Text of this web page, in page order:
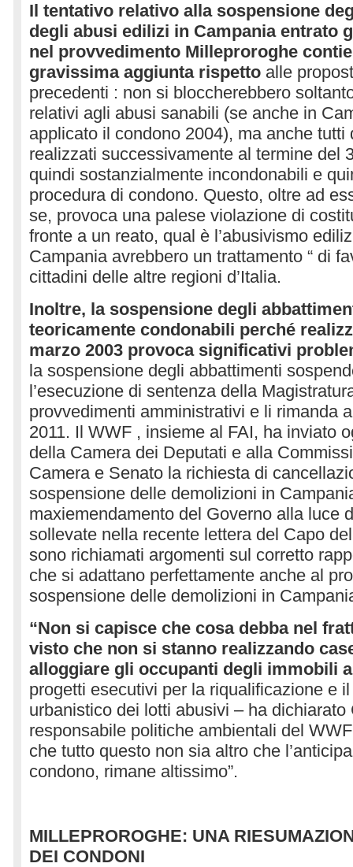
Il tentativo relativo alla sospensione
degli abusi edilizi in Campania entrato
nel provvedimento Milleproroghe
gravissima aggiunta rispetto alle
precedenti : non si bloccherebbero
relativi agli abusi sanabili (se anche in
applicato il condono 2004), ma anche tutti
realizzati successivamente al termine del
quindi sostanzialmente incondonabili e
procedura di condono. Questo, oltre ad
se, provoca una palese violazione di
fronte a un reato, qual è l’abusivismo
Campania avrebbero un trattamento “ di
cittadini delle altre regioni d’Italia.
Inoltre, la sospensione degli
teoricamente condonabili perché
marzo 2003 provoca significativi
la sospensione degli abbattimenti
l’esecuzione di sentenza della
provvedimenti amministrativi e li rimanda
2011. Il WWF , insieme al FAI, ha inviato
della Camera dei Deputati e alla
Camera e Senato la richiesta di
sospensione delle demolizioni in
maxiemendamento del Governo alla luce
sollevate nella recente lettera del Capo
sono richiamati argomenti sul corretto
che si adattano perfettamente anche al
sospensione delle demolizioni in
“Non si capisce che cosa debba nel
visto che non si stanno realizzando
alloggiare gli occupanti degli immobili
progetti esecutivi per la riqualificazione e
urbanistico dei lotti abusivi – ha
responsabile politiche ambientali del
che tutto questo non sia altro che
condono, rimane altissimo”.
MILLEPROROGHE: UNA
DEI CONDONI